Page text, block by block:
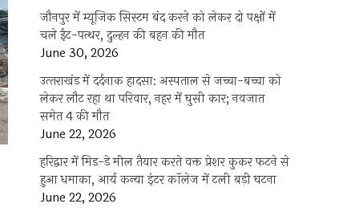
जौनपुर में म्यूजिक सिस्टम बंद करने को लेकर दो पक्षों में
चले ईंट-पत्थर, दुल्हन की बहन की मौत
June 30, 2026
उत्‍तराखंड में दर्दनाक हादसा: अस्पताल से जच्चा-बच्चा को
लेकर लौट रहा था परिवार, नहर में घुसी कार; नवजात
समेत 4 की मौत
June 22, 2026
हरिद्वार में मिड-डे मील तैयार करते वक्त प्रेशर कुकर फटने से
हुआ धमाका, आर्य कन्या इंटर कॉलेज में टली बड़ी घटना
June 22, 2026